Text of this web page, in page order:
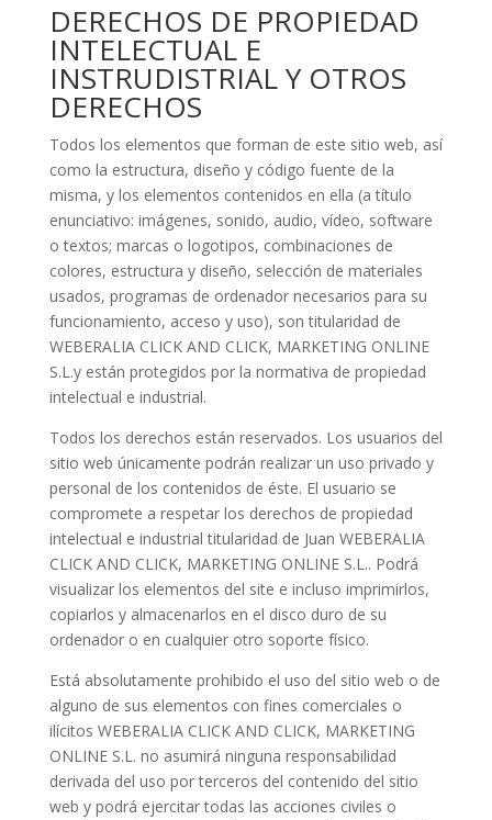
DERECHOS DE PROPIEDAD
INTELECTUAL E
INSTRUDISTRIAL Y OTROS
DERECHOS
Todos los elementos que forman de este sitio web, así
como la estructura, diseño y código fuente de la
misma, y los elementos contenidos en ella (a título
enunciativo: imágenes, sonido, audio, vídeo, software
o textos; marcas o logotipos, combinaciones de
colores, estructura y diseño, selección de materiales
usados, programas de ordenador necesarios para su
funcionamiento, acceso y uso), son titularidad de
WEBERALIA CLICK AND CLICK, MARKETING ONLINE
S.L.y están protegidos por la normativa de propiedad
intelectual e industrial.
Todos los derechos están reservados. Los usuarios del
sitio web únicamente podrán realizar un uso privado y
personal de los contenidos de éste. El usuario se
compromete a respetar los derechos de propiedad
intelectual e industrial titularidad de Juan WEBERALIA
CLICK AND CLICK, MARKETING ONLINE S.L.. Podrá
visualizar los elementos del site e incluso imprimirlos,
copiarlos y almacenarlos en el disco duro de su
ordenador o en cualquier otro soporte físico.
Está absolutamente prohibido el uso del sitio web o de
alguno de sus elementos con fines comerciales o
ilícitos WEBERALIA CLICK AND CLICK, MARKETING
ONLINE S.L. no asumirá ninguna responsabilidad
derivada del uso por terceros del contenido del sitio
web y podrá ejercitar todas las acciones civiles o